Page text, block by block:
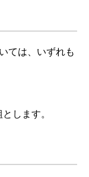
ては、いずれも
します。